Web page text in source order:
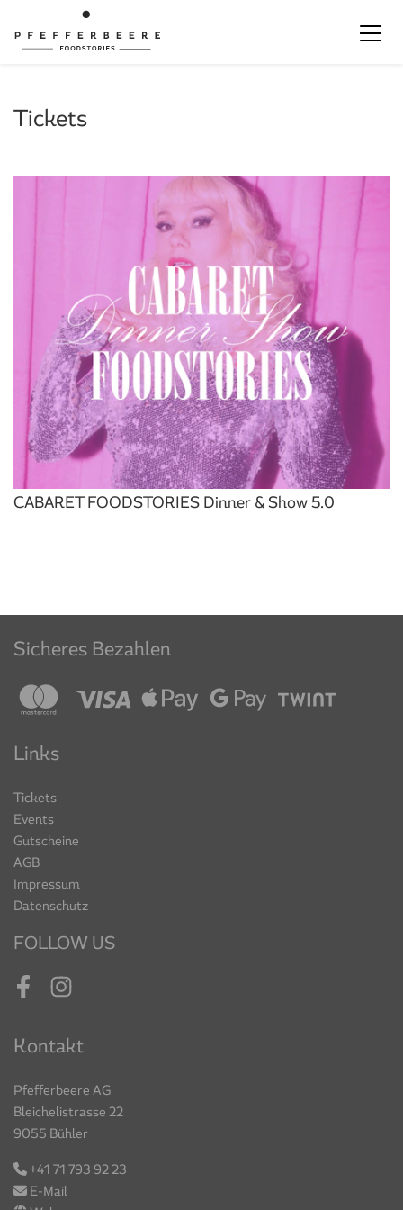
Tickets
CABARET FOODSTORIES Dinner & Show 5.0
Sicheres Bezahlen
Links
Tickets
Events
Gutscheine
AGB
Impressum
Datenschutz
FOLLOW US
FacebookInstagram
Kontakt
Pfefferbeere AG
Bleichelistrasse 22
9055 Bühler
+41 71 793 92 23
E-Mail